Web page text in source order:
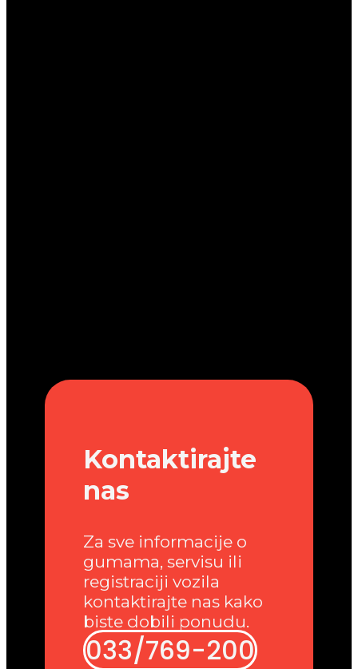
Kontaktirajte
nas
Za sve informacije o
gumama, servisu ili
registraciji vozila
kontaktirajte nas kako
biste dobili ponudu.
033/769-200